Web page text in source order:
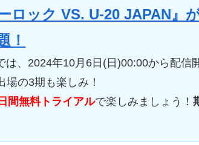
ーロック VS. U-20 JAPAN』
！
は、2024年10月6日(日)00:00から配信
場の3期も楽しみ！
間無料トライアルで楽しみましょう！